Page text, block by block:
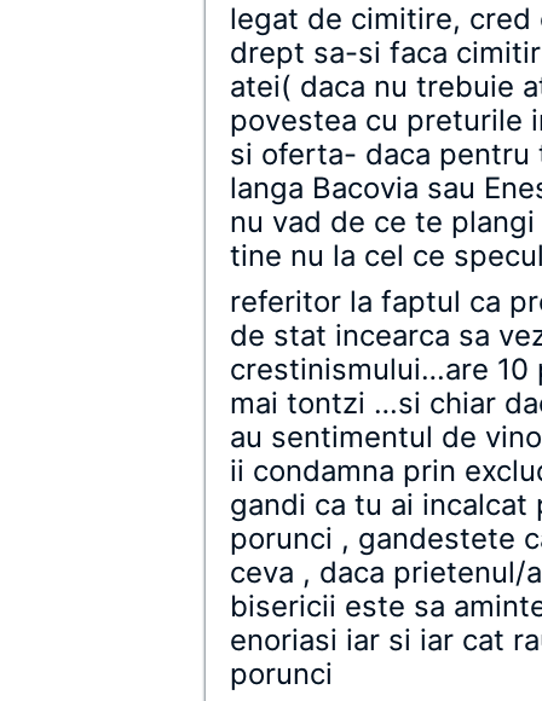
legat de cimitire,
drept sa-si faca
atei( daca nu trebuie
povestea cu preturile
si oferta- daca pentru
langa Bacovia sau
nu vad de ce te
tine nu la cel ce
referitor la faptul ca
de stat incearca sa
crestinismului…are 10
mai tontzi …si chiar
au sentimentul de
ii condamna prin
gandi ca tu ai incalcat
porunci , gandestete
ceva , daca prietenul/
bisericii este sa
enoriasi iar si iar cat
porunci